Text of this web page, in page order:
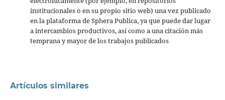
institucionales o en su propio sitio web) una vez publicado
en la plataforma de Sphera Publica, ya que puede dar lugar
a intercambios productivos, así como a una citación más
temprana y mayor de los trabajos publicados
Artículos similares